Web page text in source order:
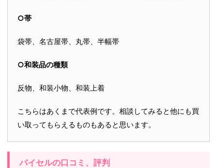
○帯
袋帯、名古屋帯、丸帯、半幅帯
○和装品の種類
反物、和装小物、和装上着
こちらはあくまで代表例です。相談してみると他にも買
い取ってもらえるものもあると思います。
バイセルの口コミ、評判